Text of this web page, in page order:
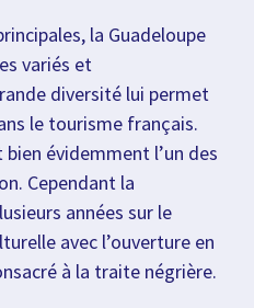
la Guadeloupe
variés et
diversité lui permet
le tourisme français.
évidemment l’un des
Cependant la
années sur le
avec l’ouverture en
à la traite négrière.